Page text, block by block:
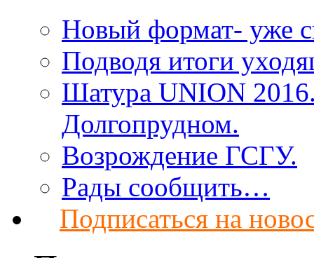
Новый формат- уже
Подводя итоги
Шатура UNION
Долгопрудном.
Возрождение ГСГУ.
Рады сообщить…
Подписаться на